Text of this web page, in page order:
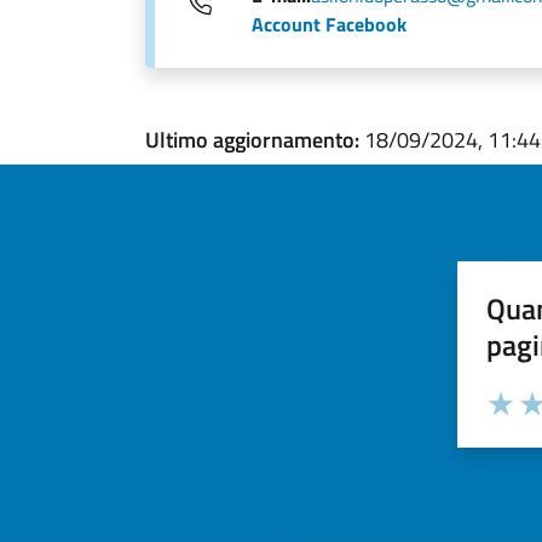
Account Facebook
Ultimo aggiornamento: 18/09/2024, 11:44
Valuta